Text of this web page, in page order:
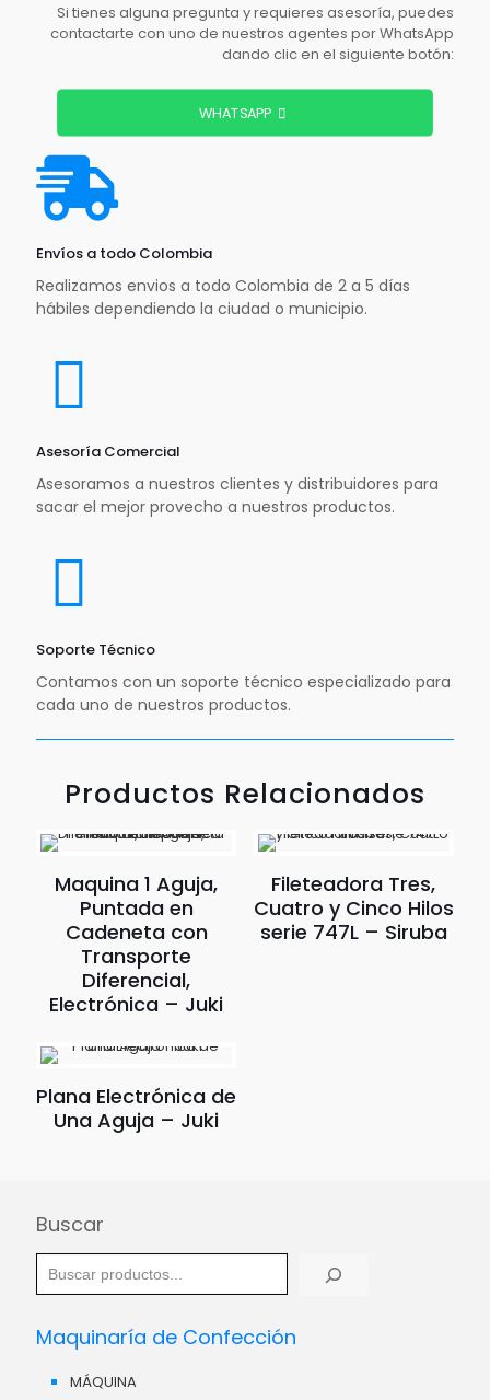
Si tienes alguna pregunta y requieres asesoría, puedes
contactarte con uno de nuestros agentes por WhatsApp
dando clic en el siguiente botón:
WHATSAPP
Envíos a todo Colombia
Realizamos envios a todo Colombia de 2 a 5 días
hábiles dependiendo la ciudad o municipio.
Asesoría Comercial
Asesoramos a nuestros clientes y distribuidores para
sacar el mejor provecho a nuestros productos.
Soporte Técnico
Contamos con un soporte técnico especializado para
cada uno de nuestros productos.
Productos Relacionados
Maquina 1 Aguja,
Puntada en
Cadeneta con
Transporte
Diferencial,
Electrónica – Juki
Fileteadora Tres,
Cuatro y Cinco Hilos
serie 747L – Siruba
Plana Electrónica de
Una Aguja – Juki
Buscar
Maquinaría de Confección
MÁQUINA